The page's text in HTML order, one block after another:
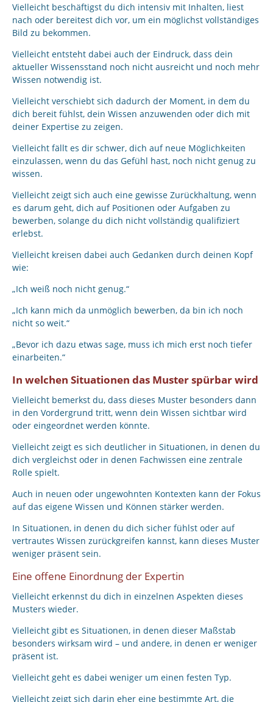
Vielleicht beschäftigst du dich intensiv mit Inhalten, liest
nach oder bereitest dich vor, um ein möglichst vollständiges
Bild zu bekommen.
Vielleicht entsteht dabei auch der Eindruck, dass dein
aktueller Wissensstand noch nicht ausreicht und noch mehr
Wissen notwendig ist.
Vielleicht verschiebt sich dadurch der Moment, in dem du
dich bereit fühlst, dein Wissen anzuwenden oder dich mit
deiner Expertise zu zeigen.
Vielleicht fällt es dir schwer, dich auf neue Möglichkeiten
einzulassen, wenn du das Gefühl hast, noch nicht genug zu
wissen.
Vielleicht zeigt sich auch eine gewisse Zurückhaltung, wenn
es darum geht, dich auf Positionen oder Aufgaben zu
bewerben, solange du dich nicht vollständig qualifiziert
erlebst.
Vielleicht kreisen dabei auch Gedanken durch deinen Kopf
wie:
„Ich weiß noch nicht genug.“
„Ich kann mich da unmöglich bewerben, da bin ich noch
nicht so weit.“
„Bevor ich dazu etwas sage, muss ich mich erst noch tiefer
einarbeiten.“
In welchen Situationen das Muster spürbar wird
Vielleicht bemerkst du, dass dieses Muster besonders dann
in den Vordergrund tritt, wenn dein Wissen sichtbar wird
oder eingeordnet werden könnte.
Vielleicht zeigt es sich deutlicher in Situationen, in denen du
dich vergleichst oder in denen Fachwissen eine zentrale
Rolle spielt.
Auch in neuen oder ungewohnten Kontexten kann der Fokus
auf das eigene Wissen und Können stärker werden.
In Situationen, in denen du dich sicher fühlst oder auf
vertrautes Wissen zurückgreifen kannst, kann dieses Muster
weniger präsent sein.
Eine offene Einordnung der Expertin
Vielleicht erkennst du dich in einzelnen Aspekten dieses
Musters wieder.
Vielleicht gibt es Situationen, in denen dieser Maßstab
besonders wirksam wird – und andere, in denen er weniger
präsent ist.
Vielleicht geht es dabei weniger um einen festen Typ.
Vielleicht zeigt sich darin eher eine bestimmte Art, die